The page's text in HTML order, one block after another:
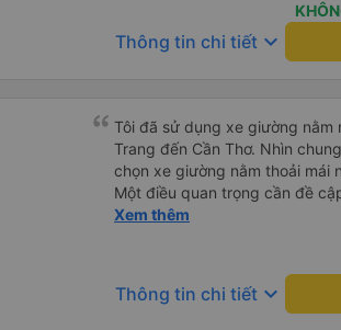
Thông tin chi tiết keyboard_arrow_down
Tôi đã sử dụng xe giường nằm
Trang đến Cần Thơ. Nhìn
chọn xe giường nằm thoải mái
Một điều quan trọng cần đề
xe, điều này có thể gây khó
(hôm qua) rất tốt. Mặc dù xe
nhưng công ty đã thông báo
Xem thêm
Thông tin chi tiết keyboard_arrow_down